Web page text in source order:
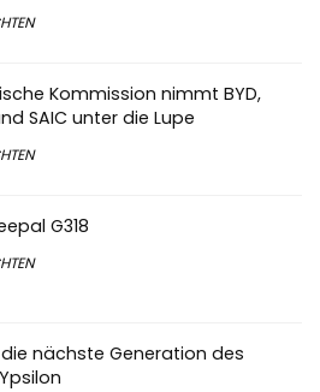
Kommission nimmt BYD,
SAIC unter die Lupe
G318
nächste Generation des